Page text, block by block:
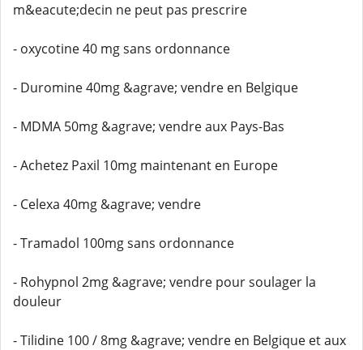
m&eacute;decin ne peut pas prescrire
- oxycotine 40 mg sans ordonnance
- Duromine 40mg &agrave; vendre en Belgique
- MDMA 50mg &agrave; vendre aux Pays-Bas
- Achetez Paxil 10mg maintenant en Europe
- Celexa 40mg &agrave; vendre
- Tramadol 100mg sans ordonnance
- Rohypnol 2mg &agrave; vendre pour soulager la
douleur
- Tilidine 100 / 8mg &agrave; vendre en Belgique et aux